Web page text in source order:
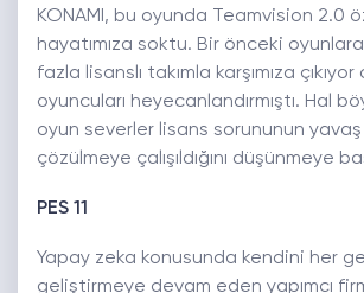
KONAMI, bu oyunda Teamvision 2.0
hayatımıza soktu. Bir önceki
fazla lisanslı takımla karşımıza çıkıyor
oyuncuları heyecanlandırmıştı. Hal
oyun severler lisans sorununun
çözülmeye çalışıldığını düşünmeye
PES 11
Yapay zeka konusunda kendini her
geliştirmeye devam eden yapımcı